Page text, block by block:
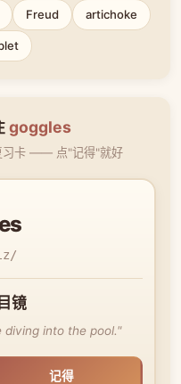
Freud artichoke
goggles
习卡 —— 点"记得"就好
镜
diving into the pool."
记得